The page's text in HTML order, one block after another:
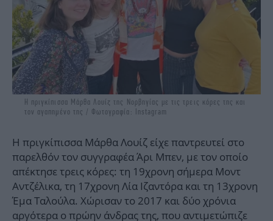
Η πριγκίπισσα Μάρθα Λουίζ της Νορβηγίας με τις τρεις κόρες της και
τον αγαπημένο της / Φωτογραφία: Instagram
Η πριγκίπισσα Μάρθα Λουίζ είχε παντρευτεί στο
παρελθόν τον συγγραφέα Άρι Μπεν, με τον οποίο
απέκτησε τρεις κόρες: τη 19χρονη σήμερα Μοντ
Αντζέλικα, τη 17χρονη Λία Ιζαντόρα και τη 13χρονη
Έμα Ταλούλα. Χώρισαν το 2017 και δύο χρόνια
αργότερα ο πρώην άνδρας της, που αντιμετώπιζε